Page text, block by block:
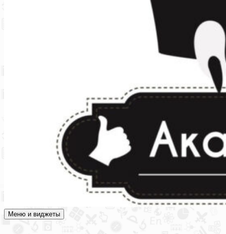
Академия СОВА
Подготовка к ЕГЭ, ОГЭ, ВПР, МЦКО, СтатГрад, КДР, ВОШ,
Меню и виджеты